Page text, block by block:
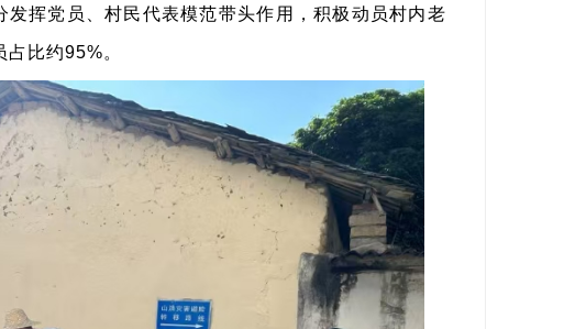
发挥党员、村民代表模范带头作用，积极动员村内老
比约95%。